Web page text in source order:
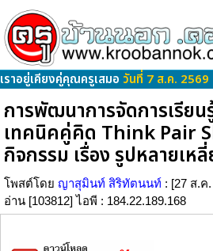
เราอยู่เคียงคู่คุณครูเสมอ วันที่ 7 ส.ค. 2569
การพัฒนาการจัดการเรีย
เทคนิคคู่คิด Think Pair
กิจกรรม เรื่อง รูปหลายเห
โพสต์โดย ญาสุมินท์ สิริทัตนนท์ : [27 ส.ค
อ่าน [103812] ไอพี : 184.22.189.168